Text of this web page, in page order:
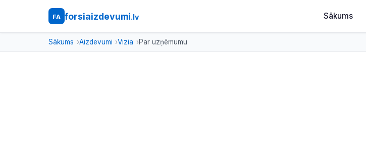
FA forsiaizdevumi.lv Sākums
Sākums Aizdevumi Vizia Par uzņēmumu